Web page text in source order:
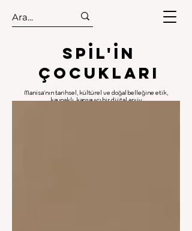
.
.
Spıl'in
Çocukları
Manisa'nın tarihsel, kültürel ve doğal belleğine etik,
kaynaklı, kapsayıcı bir dijital arşiv